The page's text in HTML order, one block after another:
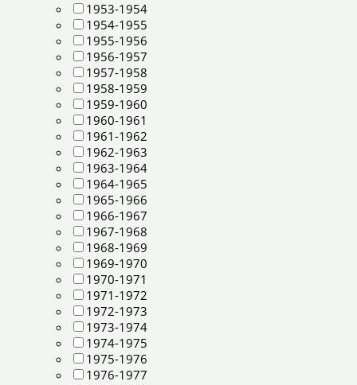
1953-1954
1954-1955
1955-1956
1956-1957
1957-1958
1958-1959
1959-1960
1960-1961
1961-1962
1962-1963
1963-1964
1964-1965
1965-1966
1966-1967
1967-1968
1968-1969
1969-1970
1970-1971
1971-1972
1972-1973
1973-1974
1974-1975
1975-1976
1976-1977